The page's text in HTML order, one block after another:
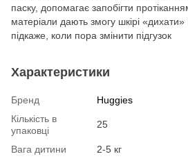
паску, допомагає запобігти
матеріали дають змогу шкірі «дихати»
підкаже, коли пора змінити підгузок
Характеристики
Бренд
Huggies
Кількість в
упаковці
25
Вага дитини
2-5 кг